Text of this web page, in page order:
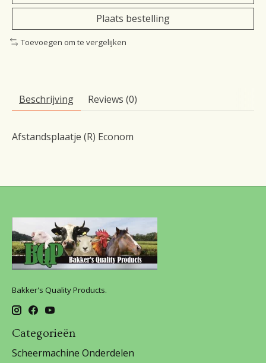
Plaats bestelling
Toevoegen om te vergelijken
Beschrijving Reviews (0)
Afstandsplaatje (R) Econom
Bakker's Quality Products.
Categorieën
Scheermachine Onderdelen